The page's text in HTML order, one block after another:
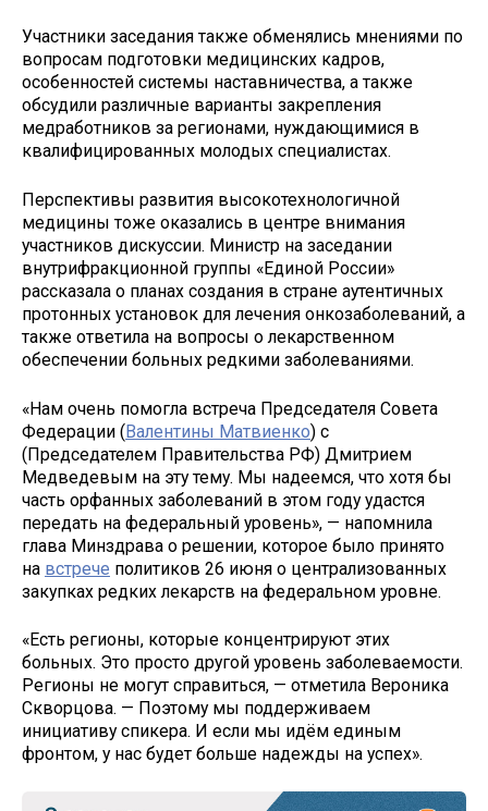
Участники заседания также обменялись мнениями по
вопросам подготовки медицинских кадров,
особенностей системы наставничества, а также
обсудили различные варианты закрепления
медработников за регионами, нуждающимися в
квалифицированных молодых специалистах.
Перспективы развития высокотехнологичной
медицины тоже оказались в центре внимания
участников дискуссии. Министр на заседании
внутрифракционной группы «Единой России»
рассказала о планах создания в стране аутентичных
протонных установок для лечения онкозаболеваний, а
также ответила на вопросы о лекарственном
обеспечении больных редкими заболеваниями.
«Нам очень помогла встреча Председателя Совета
Федерации (Валентины Матвиенко) с
(Председателем Правительства РФ) Дмитрием
Медведевым на эту тему. Мы надеемся, что хотя бы
часть орфанных заболеваний в этом году удастся
передать на федеральный уровень», — напомнила
глава Минздрава о решении, которое было принято
на встрече политиков 26 июня о централизованных
закупках редких лекарств на федеральном уровне.
«Есть регионы, которые концентрируют этих
больных. Это просто другой уровень заболеваемости.
Регионы не могут справиться, — отметила Вероника
Скворцова. — Поэтому мы поддерживаем
инициативу спикера. И если мы идём единым
фронтом, у нас будет больше надежды на успех».